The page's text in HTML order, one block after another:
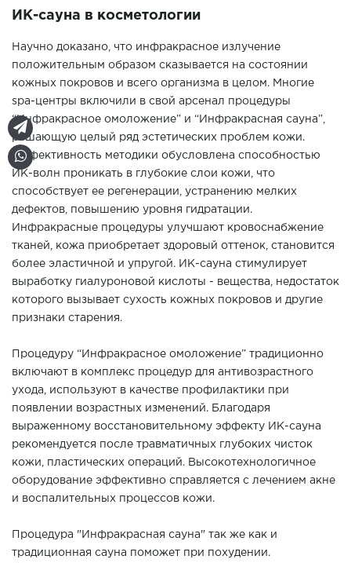
ИК-сауна в косметологии
Научно доказано, что инфракрасное излучение
положительным образом сказывается на состоянии
кожных покровов и всего организма в целом. Многие
spa-центры включили в свой арсенал процедуры
“Инфракрасное омоложение” и “Инфракрасная сауна”,
решающую целый ряд эстетических проблем кожи.
Эффективность методики обусловлена способностью
ИК-волн проникать в глубокие слои кожи, что
способствует ее регенерации, устранению мелких
дефектов, повышению уровня гидратации.
Инфракрасные процедуры улучшают кровоснабжение
тканей, кожа приобретает здоровый оттенок, становится
более эластичной и упругой. ИК-сауна стимулирует
выработку гиалуроновой кислоты - вещества, недостаток
которого вызывает сухость кожных покровов и другие
признаки старения.
Процедуру “Инфракрасное омоложение” традиционно
включают в комплекс процедур для антивозрастного
ухода, используют в качестве профилактики при
появлении возрастных изменений. Благодаря
выраженному восстановительному эффекту ИК-сауна
рекомендуется после травматичных глубоких чисток
кожи, пластических операций. Высокотехнологичное
оборудование эффективно справляется с лечением акне
и воспалительных процессов кожи.
Процедура "Инфракрасная сауна" так же как и
традиционная сауна поможет при похудении.